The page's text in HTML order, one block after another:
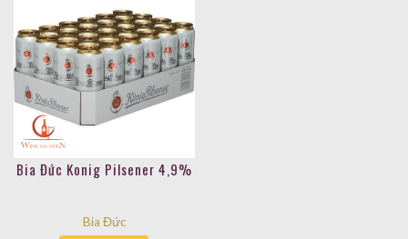
Bia Đức Konig Pilsener 4,9%
Bia Đức